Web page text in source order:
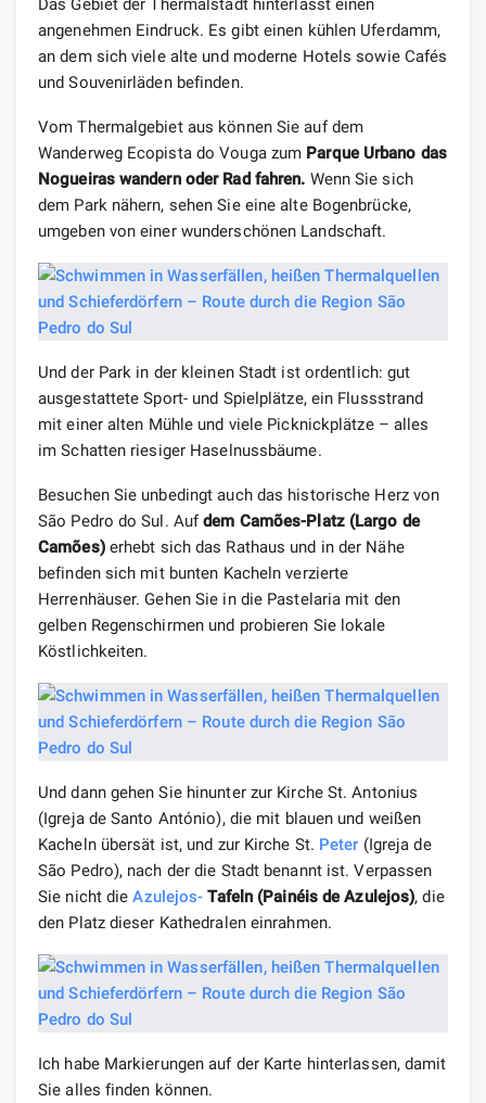
Das Gebiet der Thermalstadt hinterlässt einen
angenehmen Eindruck. Es gibt einen kühlen Uferdamm,
an dem sich viele alte und moderne Hotels sowie Cafés
und Souvenirläden befinden.
Vom Thermalgebiet aus können Sie auf dem
Wanderweg Ecopista do Vouga zum Parque Urbano das
Nogueiras wandern oder Rad fahren. Wenn Sie sich
dem Park nähern, sehen Sie eine alte Bogenbrücke,
umgeben von einer wunderschönen Landschaft.
Und der Park in der kleinen Stadt ist ordentlich: gut
ausgestattete Sport- und Spielplätze, ein Flussstrand
mit einer alten Mühle und viele Picknickplätze – alles
im Schatten riesiger Haselnussbäume.
Besuchen Sie unbedingt auch das historische Herz von
São Pedro do Sul. Aufdem Camões-Platz (Largo de
Camões)erhebt sich das Rathaus und in der Nähe
befinden sich mit bunten Kacheln verzierte
Herrenhäuser. Gehen Sie in die Pastelaria mit den
gelben Regenschirmen und probieren Sie lokale
Köstlichkeiten.
Und dann gehen Sie hinunter zur Kirche St. Antonius
(Igreja de Santo António), die mit blauen und weißen
Kacheln übersät ist, und zur Kirche St. Peter (Igreja de
São Pedro), nach der die Stadt benannt ist. Verpassen
Sie nicht dieAzulejos- Tafeln (Painéis de Azulejos), die
den Platz dieser Kathedralen einrahmen.
Ich habe Markierungen auf der Karte hinterlassen, damit
Sie alles finden können.